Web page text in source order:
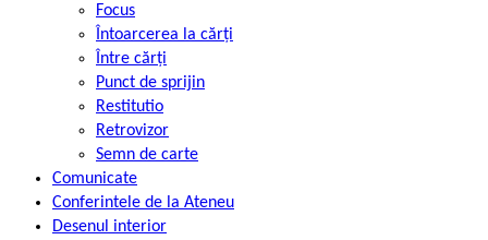
Focus
Întoarcerea la cărți
Între cărți
Punct de sprijin
Restitutio
Retrovizor
Semn de carte
Comunicate
Conferintele de la Ateneu
Desenul interior